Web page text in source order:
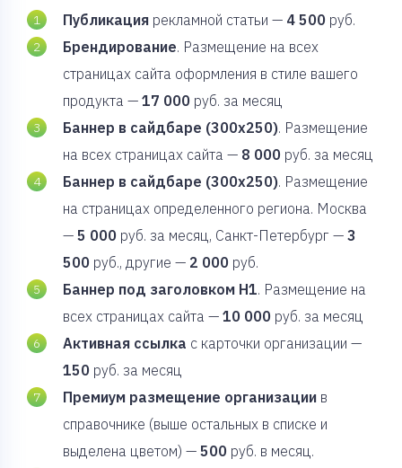
Публикация рекламной статьи — 4 500 руб.
Брендирование. Размещение на всех
страницах сайта оформления в стиле вашего
продукта — 17 000 руб. за месяц
Баннер в сайдбаре (300х250). Размещение
на всех страницах сайта — 8 000 руб. за месяц
Баннер в сайдбаре (300х250). Размещение
на страницах определенного региона. Москва
— 5 000 руб. за месяц, Санкт-Петербург — 3
500 руб., другие — 2 000 руб.
Баннер под заголовком H1. Размещение на
всех страницах сайта — 10 000 руб. за месяц
Активная ссылка с карточки организации —
150 руб. за месяц
Премиум размещение организации в
справочнике (выше остальных в списке и
выделена цветом) — 500 руб. в месяц.